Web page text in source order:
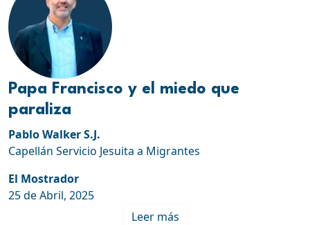
Papa Francisco y el miedo que
paraliza
Pablo Walker S.J.
Capellán Servicio Jesuita a Migrantes
El Mostrador
25 de Abril, 2025
Leer más